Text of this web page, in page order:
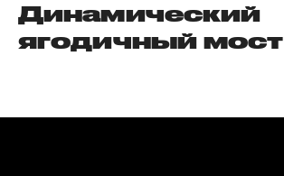
Динамический
ягодичный мост